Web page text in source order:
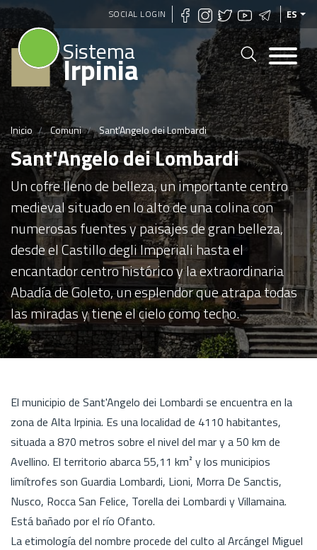
Pasar
al
contenido
SOCIAL LOGIN ES
Sistema
Irpinia
Inicio Comuni Sant'Angelo dei Lombardi
Sant'Angelo dei Lombardi
Un cofre lleno de belleza, un importante centro
medieval situado en lo alto de una colina con
numerosas fuentes y paisajes de gran belleza,
desde el Castillo degli Imperiali hasta el
encantador centro histórico y la extraordinaria
Abadía de Goleto, un esplendor que atrapa todas
las miradas y tiene el cielo como techo.
El municipio de Sant'Angelo dei Lombardi se encuentra en la
zona de Alta Irpinia. Es una localidad de 4110 habitantes,
situada a 870 metros sobre el nivel del mar y a 50 km de
Avellino. El territorio abarca 55,11 km² y los municipios
limítrofes son Guardia Lombardi, Lioni, Morra De Sanctis,
Nusco, Rocca San Felice, Torella dei Lombardi y Villamaina.
Está bañado por el río Ofanto.
La etimología del nombre procede del culto al Arcángel Miguel